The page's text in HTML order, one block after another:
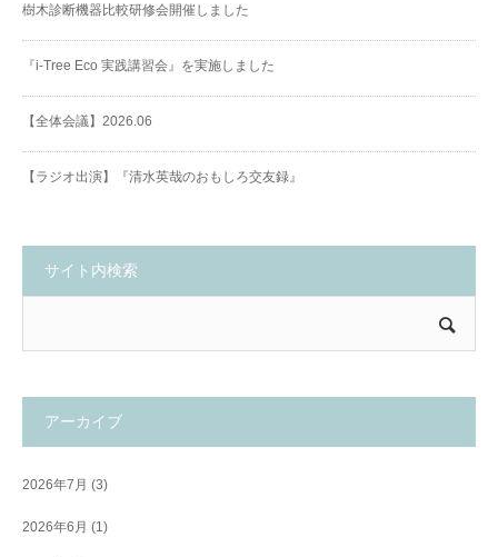
樹木診断機器比較研修会開催しました
『i-Tree Eco 実践講習会』を実施しました
【全体会議】2026.06
【ラジオ出演】『清水英哉のおもしろ交友録』
サイト内検索
アーカイブ
2026年7月 (3)
2026年6月 (1)